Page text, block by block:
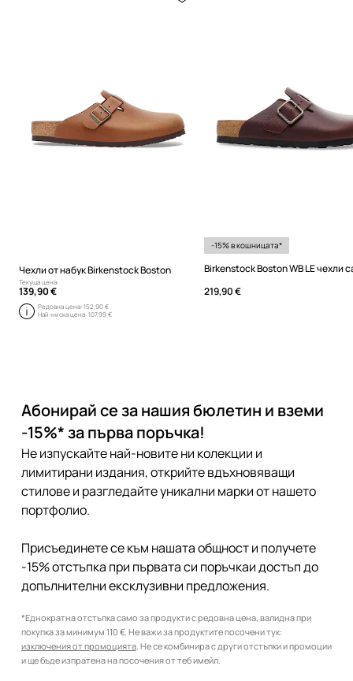
Чехли от набук Birkenstock Boston
Текуща цена:
139,90 €
Редовна цена:152,90 €
Най-ниска цена:107,99 €
-15% в кошницата*
219,90 €
Абонирай се за нашия бюлетин и вземи
-15%* за първа поръчка!
Не изпускайте най-новите ни колекции и
лимитирани издания, открийте вдъхновяващи
стилове и разгледайте уникални марки от нашето
портфолио.
Присъединете се към нашата общност и получете
-15% отстъпка при първата си поръчкаи достъп до
допълнителни ексклузивни предложения.
*Еднократна отстъпка само за продукти с редовна цена, валидна при
покупка за минимум 110 €. Не важи за продуктите посочени тук:
изключения от промоцията. Не се комбинира с други отстъпки и промоции
и ще бъде изпратена на посочения от теб имейл.